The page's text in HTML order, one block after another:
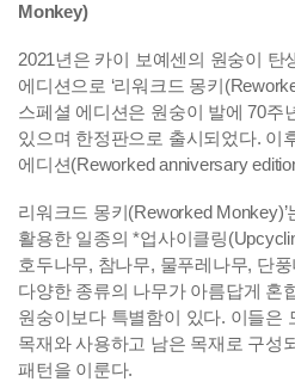
Monkey)
2021년은 카이 보예센의 원숭이 탄
에디션으로 ‘리워크드 몽키
스페셜 에디션은 원숭이 발에 70주
있으며 한정판으로 출시되었다. 이
에디션(Reworked anniversary
리워크드 몽키(Reworked
활용한 일종의 *업사이클링
호두나무, 참나무, 물푸레나무, 단
다양한 종류의 나무가 아름답게 혼
원숭이보다 특별함이 있다. 이들은
목재와 사용하고 남은 목재로 구성
패턴을 이룬다.